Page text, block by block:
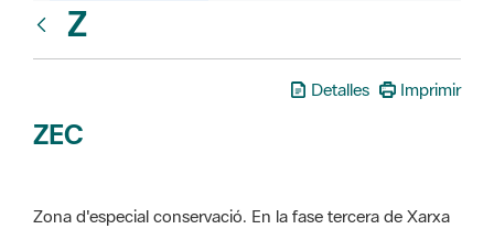
Z
Detalles Imprimir
ZEC
Zona d'especial conservació. En la fase tercera de Xarxa